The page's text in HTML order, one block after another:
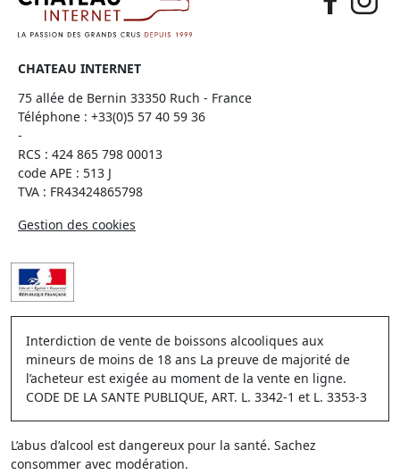
CHATEAU INTERNET
75 allée de Bernin 33350 Ruch - France
Téléphone : +33(0)5 57 40 59 36
-
RCS : 424 865 798 00013
code APE : 513 J
TVA : FR43424865798
Gestion des cookies
Interdiction de vente de boissons alcooliques aux
mineurs de moins de 18 ans La preuve de majorité de
l’acheteur est exigée au moment de la vente en ligne.
CODE DE LA SANTE PUBLIQUE, ART. L. 3342-1 et L. 3353-3
L’abus d’alcool est dangereux pour la santé. Sachez
consommer avec modération.